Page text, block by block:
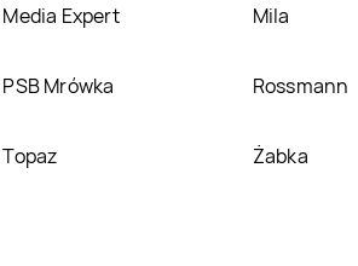
Media Expert Mila
PSB Mrówka Rossmann
Topaz Żabka